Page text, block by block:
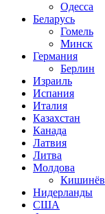
Одесса
Беларусь
Гомель
Минск
Германия
Берлин
Израиль
Испания
Италия
Казахстан
Канада
Латвия
Литва
Молдова
Кишинёв
Нидерланды
США